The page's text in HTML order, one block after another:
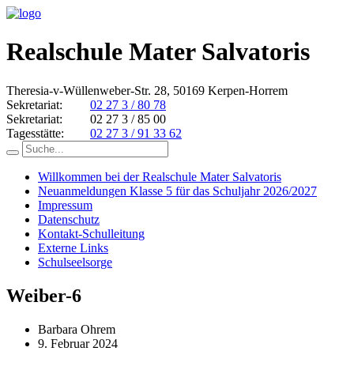
Realschule Mater Salvatoris
Theresia-v-Wüllenweber-Str. 28, 50169 Kerpen-Horrem
Sekretariat:
02 27 3 / 80 78
Sekretariat:
02 27 3 / 85 00
Tagesstätte:
02 27 3 / 91 33 62
Willkommen bei der Realschule Mater Salvatoris
Neuanmeldungen Klasse 5 für das Schuljahr 2026/2027
Impressum
Datenschutz
Kontakt-Schulleitung
Externe Links
Schulseelsorge
Weiber-6
Barbara Ohrem
9. Februar 2024